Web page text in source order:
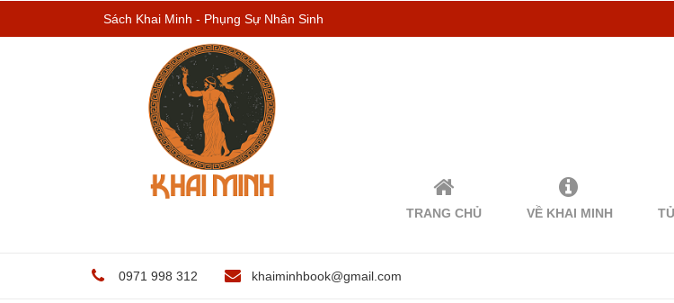
Sách Khai Minh - Phụng Sự Nhân Sinh
TRANG CHỦ VỀ KHAI MINH
0971 998 312 khaiminhbook@gmail.com